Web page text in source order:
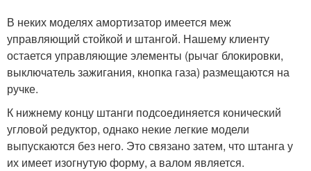
В неких моделях амортизатор имеется меж
управляющий стойкой и штангой. Нашему клиенту
остается управляющие элементы (рычаг блокировки,
выключатель зажигания, кнопка газа) размещаются на
ручке.
К нижнему концу штанги подсоединяется конический
угловой редуктор, однако некие легкие модели
выпускаются без него. Это связано затем, что штанга у
их имеет изогнутую форму, а валом является.